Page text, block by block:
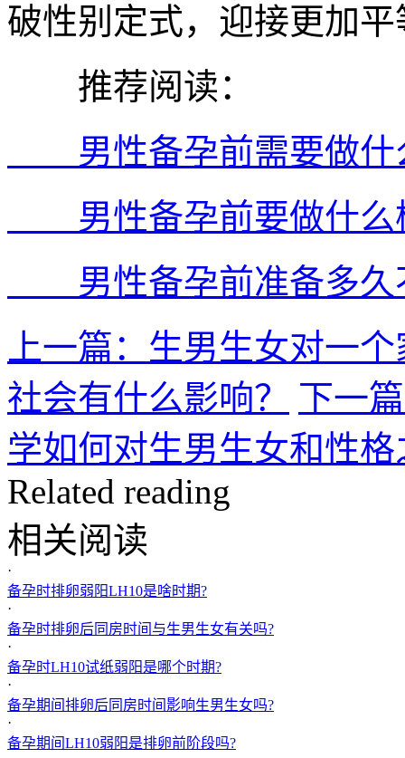
破性别定式，迎接更加
推荐阅读：
男性备孕前需要做什
男性备孕前要做什么
男性备孕前准备多久
上一篇：生男生女对一
社会有什么影响？
下一
学如何对生男生女和性
Related reading
相关阅读
·
备孕时排卵弱阳LH10是啥时期?
·
备孕时排卵后同房时间与生男生女有关吗?
·
备孕时LH10试纸弱阳是哪个时期?
·
备孕期间排卵后同房时间影响生男生女吗?
·
备孕期间LH10弱阳是排卵前阶段吗?